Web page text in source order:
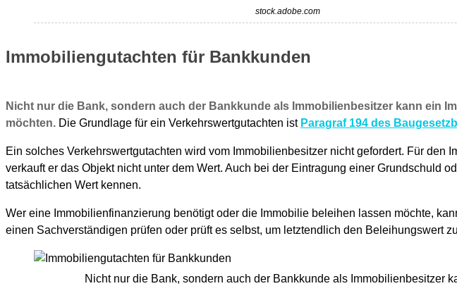
stock.adobe.com
Immobiliengutachten für Bankkunden
Nicht nur die Bank, sondern auch der Bankkunde als Immobilienbesitzer kann ein
möchten. Die Grundlage für ein Verkehrswertgutachten ist Paragraf 194 des
Ein solches Verkehrswertgutachten wird vom Immobilienbesitzer nicht gefordert. Für
verkauft er das Objekt nicht unter dem Wert. Auch bei der Eintragung einer Grundschuld
tatsächlichen Wert kennen.
Wer eine Immobilienfinanzierung benötigt oder die Immobilie beleihen lassen möchte,
einen Sachverständigen prüfen oder prüft es selbst, um letztendlich den Beleihungswert
Nicht nur die Bank, sondern auch der Bankkunde als Immobilienbesitzer